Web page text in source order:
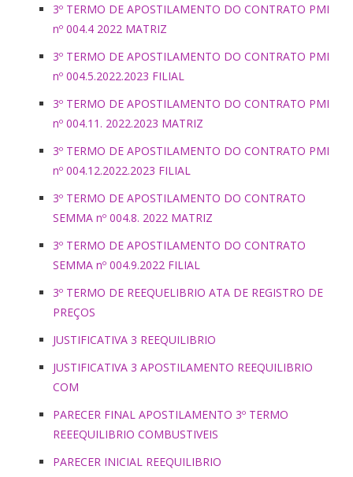
3º TERMO DE APOSTILAMENTO DO CONTRATO PMI
nº 004.4 2022 MATRIZ
3º TERMO DE APOSTILAMENTO DO CONTRATO PMI
nº 004.5.2022.2023 FILIAL
3º TERMO DE APOSTILAMENTO DO CONTRATO PMI
nº 004.11. 2022.2023 MATRIZ
3º TERMO DE APOSTILAMENTO DO CONTRATO PMI
nº 004.12.2022.2023 FILIAL
3º TERMO DE APOSTILAMENTO DO CONTRATO
SEMMA nº 004.8. 2022 MATRIZ
3º TERMO DE APOSTILAMENTO DO CONTRATO
SEMMA nº 004.9.2022 FILIAL
3º TERMO DE REEQUELIBRIO ATA DE REGISTRO DE
PREÇOS
JUSTIFICATIVA 3 REEQUILIBRIO
JUSTIFICATIVA 3 APOSTILAMENTO REEQUILIBRIO
COM
PARECER FINAL APOSTILAMENTO 3º TERMO
REEEQUILIBRIO COMBUSTIVEIS
PARECER INICIAL REEQUILIBRIO